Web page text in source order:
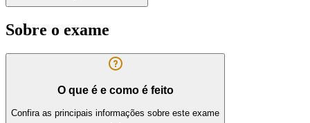
Sobre o exame
O que é e como é feito
Confira as principais informações sobre este exame